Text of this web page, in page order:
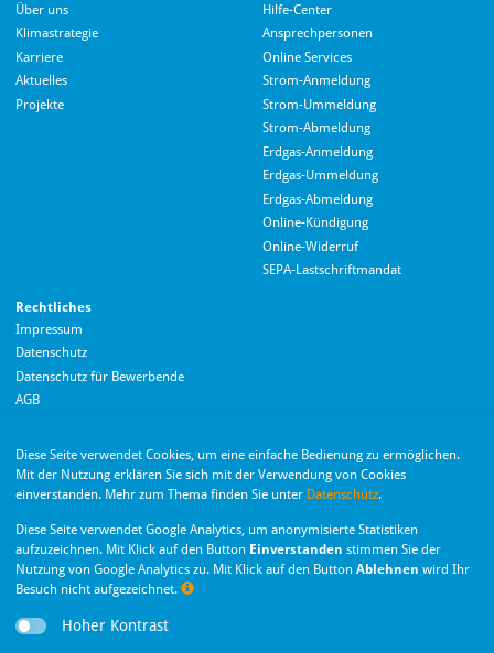
Über uns
Klimastrategie
Karriere
Aktuelles
Projekte
Hilfe-Center
Ansprechpersonen
Online Services
Strom-Anmeldung
Strom-Ummeldung
Strom-Abmeldung
Erdgas-Anmeldung
Erdgas-Ummeldung
Erdgas-Abmeldung
Online-Kündigung
Online-Widerruf
SEPA-Lastschriftmandat
Rechtliches
Impressum
Datenschutz
Datenschutz für Bewerbende
AGB
GmbH ist eine Tochter­gesellschaft der Stadt Monheim
am Rhein.
Diese Seite verwendet Cookies, um eine einfache Bedienung zu ermöglichen.
Mit der Nutzung erklären Sie sich mit der Verwendung von Cookies
einverstanden. Mehr zum Thema finden Sie unter Datenschutz.
Diese Seite verwendet Google Analytics, um anonymisierte Statistiken
aufzuzeichnen. Mit Klick auf den Button Einverstanden stimmen Sie der
Nutzung von Google Analytics zu. Mit Klick auf den Button Ablehnen wird Ihr
Besuch nicht aufgezeichnet.
Hoher Kontrast
Wir nutzen Langdock zur Bereitstellung eines KI-Chatbots. Mit dem Laden des
Chatbots erklären Sie sich mit der
Datenschutzerklärung von Langdock
Chatbot laden